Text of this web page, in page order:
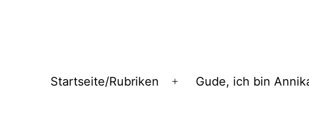
Startseite/Rubriken
Menü
Gude, ich bin